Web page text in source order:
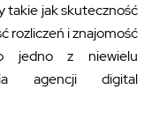
takie jak skuteczność
rozliczeń i znajomość
jedno z niewielu
agencji digital